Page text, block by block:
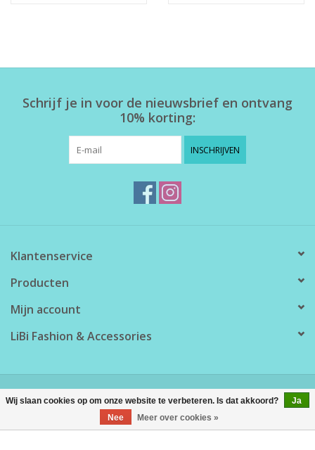
Schrijf je in voor de nieuwsbrief en ontvang
10% korting:
INSCHRIJVEN
Klantenservice
Producten
Mijn account
LiBi Fashion & Accessories
Lightspeed
Wij slaan cookies op om onze website te verbeteren. Is dat akkoord?
Ja
Nee
Meer over cookies »